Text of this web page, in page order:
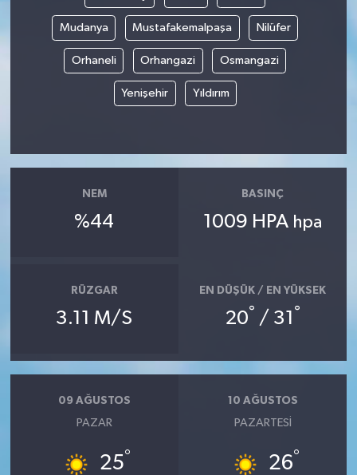
Mudanya Mustafakemalpaşa Nilüfer
Orhaneli Orhangazi Osmangazi
Yenişehir Yıldırım
NEM
%44
BASINÇ
1009 HPA hpa
RÜZGAR
3.11 M/S
EN DÜŞÜK / EN YÜKSEK
20° / 31 °
09 AĞUSTOS
PAZAR
25°
10 AĞUSTOS
PAZARTESI
26°